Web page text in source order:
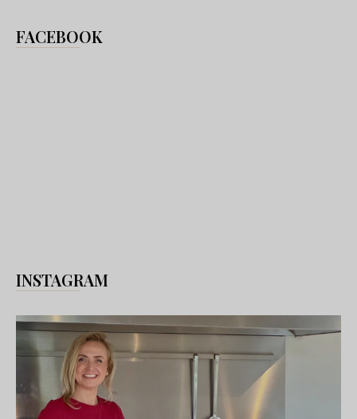
FACEBOOK
INSTAGRAM